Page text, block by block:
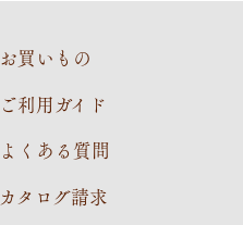
お買いもの
ご利用ガイド
よくある質問
カタログ請求